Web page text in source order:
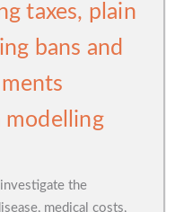
taxes, plain
bans and
modelling
the
medical costs,